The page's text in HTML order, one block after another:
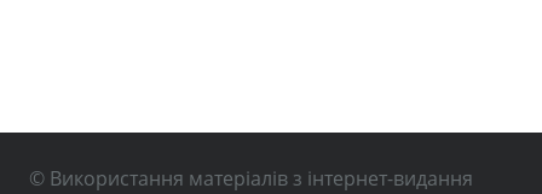
© Використання матеріалів з інтернет-видання